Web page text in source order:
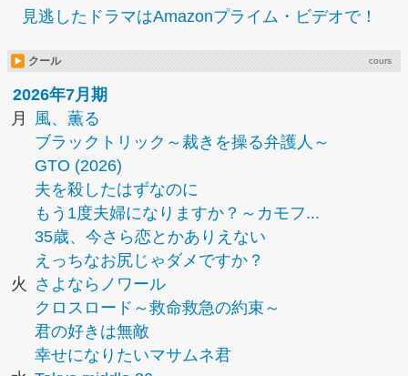
見逃したドラマはAmazonプライム・ビデオで！
クール cours
2026年7月期
月
風、薫る
ブラックトリック～裁きを操る弁護人～
GTO (2026)
夫を殺したはずなのに
もう1度夫婦になりますか？～カモフ...
35歳、今さら恋とかありえない
えっちなお尻じゃダメですか？
火
さよならノワール
クロスロード～救命救急の約束～
君の好きは無敵
幸せになりたいマサムネ君